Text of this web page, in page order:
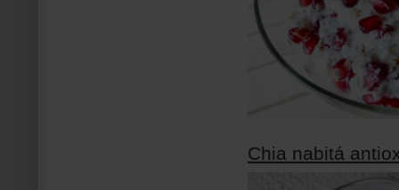
Chia nabitá